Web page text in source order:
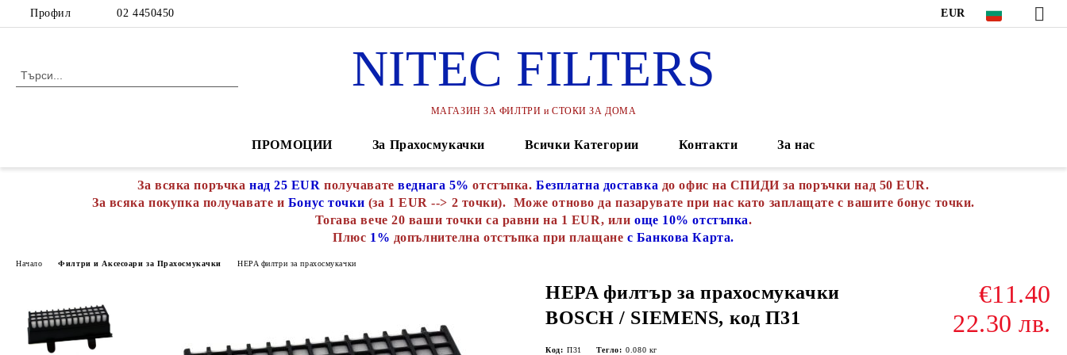
Профил 02 4450450 EUR
NITEC FILTERS
МАГАЗИН ЗА ФИЛТРИ и СТОКИ ЗА ДОМА
ПРОМОЦИИ За Прахосмукачки Всички Категории Контакти За нас
За всяка поръчка над 25 EUR получавате веднага 5% отстъпка.Безплатна доставка до офис на СПИДИ за поръчки над 50 EUR.
За всяка покупка получавате и Бонус точки (за 1 EUR --> 2 точки). Може отново да пазарувате при нас като заплащате с вашите бонус точки.
Тогава вече 20 ваши точки са равни на 1 EUR, или още 10% отстъпка.
Плюс 1% допълнителна отстъпка при плащане с Банкова Карта.
Начало Филтри и Аксесоари за Прахосмукачки HEPA филтри за прахосмукачки
HEPA филтър за прахосмукачки
BOSCH / SIEMENS, код П31
€11.40
22.30 лв.
Код: П31 Тегло: 0.080 кг